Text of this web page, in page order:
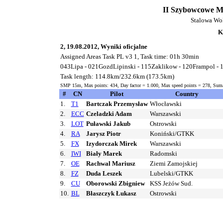
II Szybowcowe
Stalowa
2, 19.08.2012, Wyniki oficjalne
Assigned Areas Task PL v3 1, Task time: 01h 30min
043Lipa - 021GozdLipinski - 115Zaklikow - 120Frampol -
Task length: 114.8km/232.6km (173.5km)
SMP 15m, Max points: 434, Day factor = 1.000, Max speed points = 278,
# CN Pilot
Country
1.
T1 Bartczak Przemysław Włocławski
2.
ECC Czeladzki Adam
Warszawski
3.
LOT Puławski Jakub
Ostrowski
4.
RA Jarysz Piotr
Koniński/GTKK
5.
FX Izydorczak Mirek
Warszawski
6.
IWI Biały Marek
Radomski
7.
OE Rachwal Mariusz
Ziemi Zamojskiej
8.
FZ Duda Leszek
Lubelski/GTKK
9.
CU Oborowski Zbigniew
KSS Jeżów Sud.
10. BL Błaszczyk Łukasz
Ostrowski